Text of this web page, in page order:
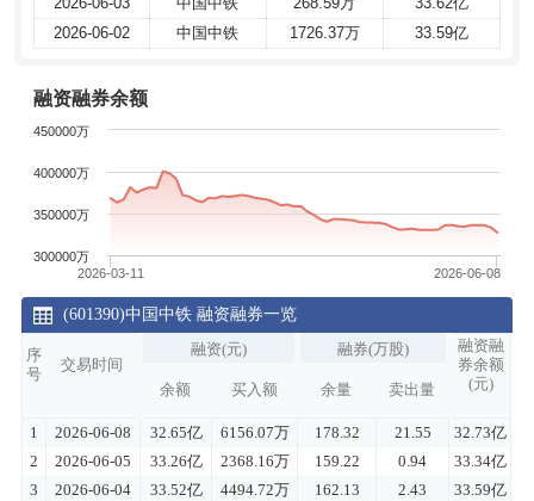
2026-06-02
中国中铁 1726.37万 33.59亿
2026-06-02
中国中铁 1726.37万 33.59亿